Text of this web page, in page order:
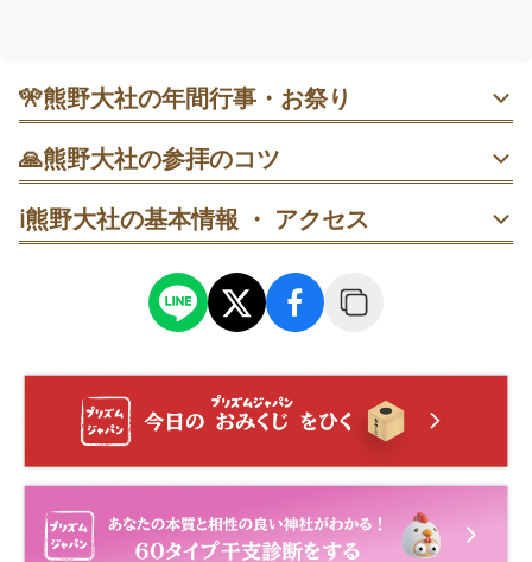
🎌熊野大社の年間行事・お祭り
・ 4月13日 御櫛祭｜縁結びの故事にちなみ、稲田神社へ櫛
を奉納する神事が行われます。静かな春の境内で、良縁を
願う参拝にも良い時期。 ・ 10月15日 鑽火祭｜火の神具を
介した伝統行事。火の伝承にふれる機会として注目される
日で、当日は境内がいつもより華やぎます。
🙏熊野大社の参拝のコツ
鳥居をくぐったらまず八雲橋で立ち止まり深呼吸。橋を渡
って手水舎で清め、随神門へ進む順で回るとスムーズ。
随神門前で一礼→門をくぐり左手の手水舎で清める→正面
の拝殿へ。写真は参拝後に周囲から落ち着いて。
拝殿前では賽銭→鈴→二礼二拍手一礼の順に。混み合う時
は一歩下がってから姿勢を整えて参拝を。
参拝後に社務所側から鑽火殿へ。説明板を読み、静かに一
礼してから次の社へ回る流れが落ち着きます。
ℹ️熊野大社の基本情報 ・ アクセス